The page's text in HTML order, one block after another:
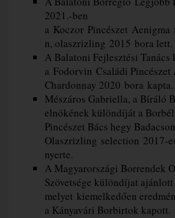
2021.-ben
a Koczor Pincészet
n, olaszrizling 2015 bora lett.
A Balatoni Fejlesztési
a Fodorvin Családi Pincészet
Chardonnay 2020 bora kapta.
Mészáros Gabriella, a Bíráló
elnökének különdíját a
Pincészet Bács hegy
Olaszrizling selection 2017-
nyerte.
A Magyarországi Borrendek
Szövetsége különdíjat
melyet kiemelkedően
a Kányavári Borbirtok kapott.